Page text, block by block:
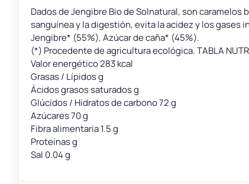
Dados de Jengibre Bio de Solnatural, son
sanguínea y la digestión, evita la acidez y los gases
Jengibre* (55%), Azúcar de caña* (45%).
(*) Procedente de agricultura ecológica. TABLA
Valor energético 283 kcal
Grasas / Lípidos g
Ácidos grasos saturados g
Glúcidos / Hidratos de carbono 72 g
Azúcares 70 g
Fibra alimentaria 1.5 g
Proteínas g
Sal 0.04 g